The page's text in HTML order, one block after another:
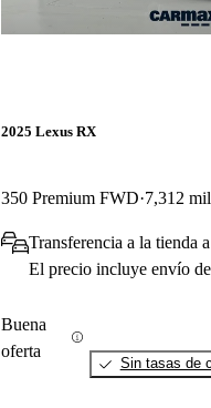
2025 Lexus RX
350 Premium FWD 7,312
Transferencia a la tienda
El precio incluye envío
Buena
oferta
Sin tasas de